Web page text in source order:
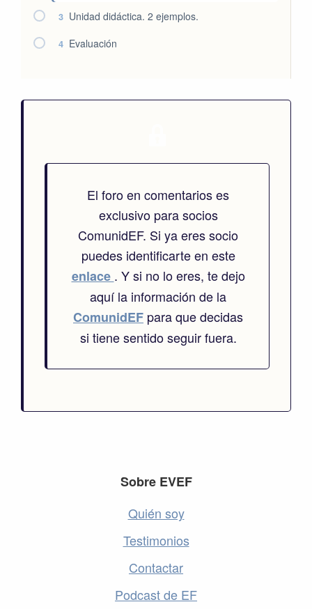
3 Unidad didáctica. 2 ejemplos.
4 Evaluación
El foro en comentarios es
exclusivo para socios
ComunidEF. Si ya eres socio
puedes identificarte en este
enlace . Y si no lo eres, te dejo
aquí la información de la
ComunidEF para que decidas
si tiene sentido seguir fuera.
Sobre EVEF
Quién soy
Testimonios
Contactar
Podcast de EF